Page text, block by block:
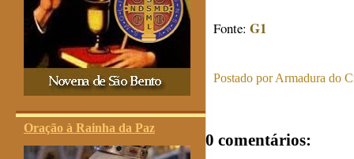
Oração à Rainha da Paz
Fonte: G1
Postado porArmadura do
0 comentários: